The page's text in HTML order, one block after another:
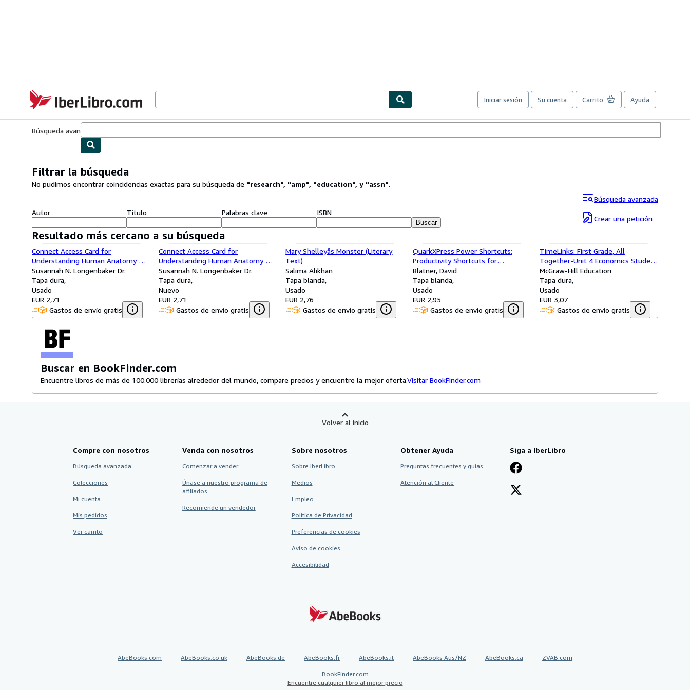
IberLibro.com
Iniciar sesión Su cuenta Carrito Ayuda
Búsqueda avanzada
Filtrar la búsqueda
No pudimos encontrar coincidencias exactas para su búsqueda de "research", "amp", "education", y "assn".
Autor Título Palabras clave ISBN
Buscar
Búsqueda avanzada
Crear una petición
Resultado más cercano a su búsqueda
Connect Access Card for
Understanding Human Anatomy &
Physiology
Susannah N. Longenbaker Dr.
Tapa dura
Usado
EUR 2,71
Gastos de envío gratis
Connect Access Card for
Understanding Human Anatomy &
Physiology
Susannah N. Longenbaker Dr.
Tapa dura
Nuevo
EUR 2,71
Gastos de envío gratis
Mary Shelleyâs Monster (Literary
Text)
Salima Alikhan
Tapa blanda
Usado
EUR 2,76
Gastos de envío gratis
QuarkXPress Power Shortcuts:
Productivity Shortcuts for
QuarkXPress 4 and 5
Blatner, David
Tapa blanda
Usado
EUR 2,95
Gastos de envío gratis
TimeLinks: First Grade, All
Together-Unit 4 Economics Student
Edition (OLDER ELEMENTARY SOCIAL
STUDIES)
McGraw-Hill Education
Tapa dura
Usado
EUR 3,07
Gastos de envío gratis
Buscar en BookFinder.com
Encuentre libros de más de 100.000 librerías alrededor del mundo, compare precios y encuentre la mejor oferta.Visitar BookFinder.com
Volver al inicio
Compre con nosotros
Búsqueda avanzada
Colecciones
Mi cuenta
Mis pedidos
Ver carrito
Venda con nosotros
Comenzar a vender
Únase a nuestro programa de
afiliados
Recomiende un vendedor
Sobre nosotros
Sobre IberLibro
Medios
Empleo
Política de Privacidad
Preferencias de cookies
Aviso de cookies
Accesibilidad
Obtener Ayuda
Preguntas frecuentes y guías
Atención al Cliente
Siga a IberLibro
AbeBooks.com AbeBooks.co.uk AbeBooks.de AbeBooks.fr AbeBooks.it AbeBooks Aus/NZ AbeBooks.ca ZVAB.com
BookFinder.com
Encuentre cualquier libro al mejor precio